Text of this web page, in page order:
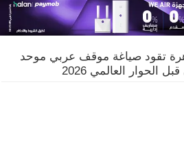
تقود صياغة موقف عربي موحد
الحوار العالمي 2026